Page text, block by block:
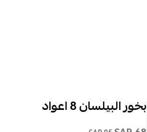
بخور البيلسان 8 اعواد